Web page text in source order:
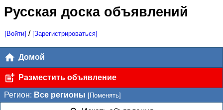
Русская доска объявлений
[Войти] / [Зарегистрироваться]
Домой
Разместить объявление
Регион: Все регионы [Поменять]